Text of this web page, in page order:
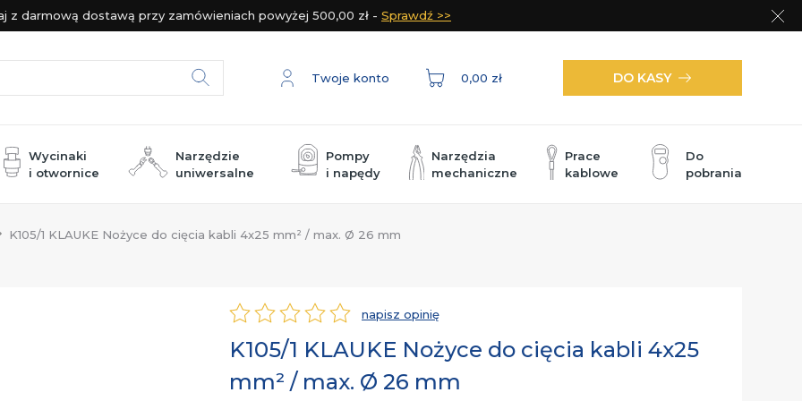
z darmową dostawą przy zamówieniach powyżej 500,00 zł - Sprawdź >>
Szukaj
Twoje konto 0,00 zł DO KASY
Wycinaki
i otwornice
Narzędzie
uniwersalne
Pompy
i napędy
Narzędzia
mechaniczne
Prace
kablowe
Do
pobrania
K105/1 KLAUKE Nożyce do cięcia kabli 4x25 mm² / max. Ø 26 mm
Ocena napisz opinię
K105/1 KLAUKE Nożyce do cięcia kabli 4x25
mm² / max. Ø 26 mm